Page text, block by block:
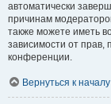
автоматически
причинам
также можете иметь
зависимости от
конференции.
Вернуться к началу